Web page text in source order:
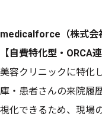
medicalforce（株式会
【自費特化型・ORCA連
美容クリニックに特化
庫・患者さんの来院履
視化できるため、現場